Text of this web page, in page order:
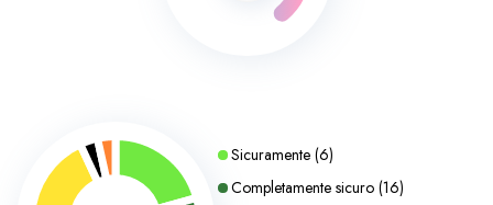
Sicuramente (6)
Completamente sicuro (16)